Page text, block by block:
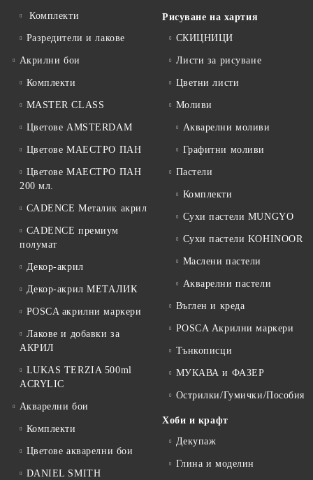
Комплекти
Разредители и лакове
Акрилни бои
Комплекти
MASTER CLASS
Цветове AMSTERDAM
Цветове МАЕСТРО ПАН
Цветове МАЕСТРО ПАН
200 мл.
CADENCE Металик акрил
CADENCE премиум
полумат
Декор-акрил
Декор-акрил МЕТАЛИК
POSCA акрилни маркери
Лакове и добавки за
АКРИЛ
LUKAS TERZIA 500ml
ACRYLIC
Акварелни бои
Комплекти
Цветове акварелни бои
DANIEL SMITH
Рисуване на хартия
СКИЦНИЦИ
Листи за рисуване
Цветни листи
Моливи
Акварелни моливи
Графитни моливи
Пастели
Комплекти
Сухи пастели MUNGYO
Сухи пастели KOHINOOR
Маслени пастели
Акварелни пастели
Въглен и креда
POSCA Акрилни маркери
Тънкописци
МУКАВА и ФАЗЕР
Острилки/Гумички/Пособия
Хоби и крафт
Декупаж
Глина и моделин